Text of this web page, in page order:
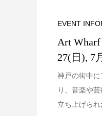
EVENT
Art Wharf
27(日), 7
神戸の街中
り、音楽や
立ち上げられ